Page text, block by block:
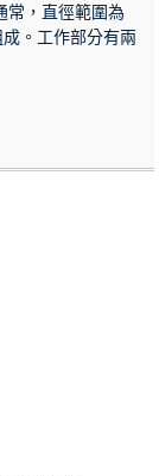
常，直徑範圍為
。工作部分有兩